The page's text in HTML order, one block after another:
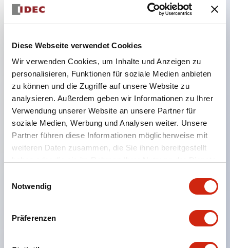
Diese Webseite verwendet Cookies
Wir verwenden Cookies, um Inhalte und Anzeigen zu
personalisieren, Funktionen für soziale Medien anbieten
zu können und die Zugriffe auf unsere Website zu
analysieren. Außerdem geben wir Informationen zu Ihrer
Verwendung unserer Website an unsere Partner für
soziale Medien, Werbung und Analysen weiter. Unsere
Partner führen diese Informationen möglicherweise mit
weiteren Daten zusammen, die Sie ihnen bereitgestellt
Notwendig
Präferenzen
Der CS-Kammschalter ist ein vielseitiger Bedien- und
Schaltmechanismus, der sich gut für das Ein- und
Ausschalten sowie Umschalten von Geräten eignet.
72 Standard-Schaltkreise verfügbar
Verschiedene Kontaktkonfigurationen möglich
durch Kombination aus 6 Bauformen und Anzahl
Vielfältige Varianten verfügbar, darunter mit
Handhebelbedienung und Schlüsselschalter.